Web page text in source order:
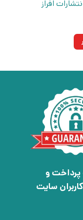
افراز
پرداخت و
سایت